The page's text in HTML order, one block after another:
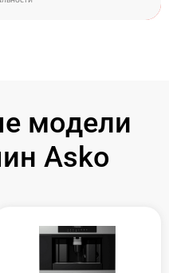
модели
Asko